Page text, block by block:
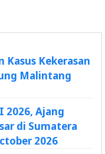
Kasus Kekerasan
Malintang
2026, Ajang
di Sumatera
2026